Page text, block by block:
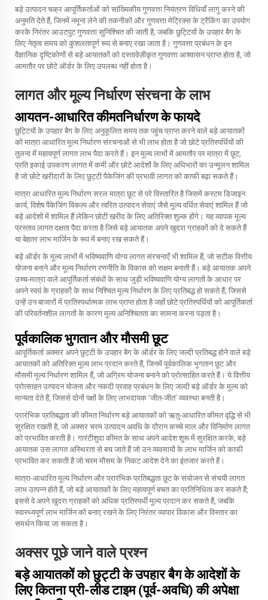
बड़े उत्पादन चक्र आपूर्तिकर्ताओं को सांख्यिकीय गुणवत्ता नियंत्रण विधियाँ लागू करने की
अनुमति देते हैं, जिनमें नमूना लेने की तकनीकों और गुणवत्ता मेट्रिक्स के ट्रैकिंग का उपयोग
करके निरंतर आउटपुट गुणवत्ता सुनिश्चित की जाती है, जबकि छुट्टियों के उपहार बैग के
लिए नेतृत्व समय को कुशलतापूर्ण रूप से बनाए रखा जाता है। गुणवत्ता प्रबंधन के इन
वैज्ञानिक दृष्टिकोणों से बड़े आयातकों को दस्तावेज़ीकृत गुणवत्ता आश्वासन प्राप्त होता है, जो
आमतौर पर छोटे ऑर्डर के लिए उपलब्ध नहीं होता है।
लागत और मूल्य निर्धारण संरचना के लाभ
आयतन-आधारित कीमतनिर्धारण के फायदे
छुट्टियों के उपहार बैग के लिए अनुकूलित समय तक पहुंच प्राप्त करने वाले बड़े आयातकों
को मात्रा आधारित मूल्य निर्धारण संरचनाओं से भी लाभ होता है जो छोटे प्रतिस्पर्धियों की
तुलना में महत्वपूर्ण लागत लाभ पैदा करते हैं। इन मूल्य लाभों में आमतौर पर मात्रा में छूट,
प्रति इकाई उपकरण लागत में कमी और छोटे आदेशों के लिए अधिभारों का उन्मूलन शामिल
है जो छोटे खरीदारों के लिए छुट्टी पैकेजिंग की प्रभावी लागत को काफी बढ़ा सकते हैं।
मात्रा आधारित मूल्य निर्धारण सरल मात्रा छूट से परे विस्तारित है जिसमें कस्टम डिजाइन
कार्य, विशेष पैकेजिंग विकल्प और त्वरित उत्पादन सेवाएं जैसे मूल्य वर्धित सेवाएं शामिल हैं जो
बड़े आदेशों में शामिल हैं लेकिन छोटी खरीद के लिए अतिरिक्त शुल्क होंगे। यह व्यापक मूल्य
प्रस्ताव लागत दक्षता पैदा करता है जिसे बड़े आयातक अपने खुदरा ग्राहकों को दे सकते हैं
या बेहतर लाभ मार्जिन के रूप में बनाए रख सकते हैं।
बड़े ऑर्डर के मूल्य लाभों में भविष्यवाणि योग्य लागत संरचनाएँ भी शामिल हैं, जो सटीक वित्तीय
योजना बनाने और मूल्य निर्धारण रणनीति के विकास को सक्षम बनाती हैं। बड़े आयातक अपने
उच्च-मात्रा वाले आपूर्तिकर्ता संबंधों के साथ जुड़ी भविष्यवाणि योग्य लागतों के आधार पर
अपने स्वयं के ग्राहकों के साथ निश्चित मूल्य निर्धारण के लिए प्रतिबद्ध हो सकते हैं, जिससे
उन्हें उन बाजारों में प्रतिस्पर्धात्मक लाभ प्राप्त होता है जहाँ छोटे प्रतिस्पर्धियों को आपूर्तिकर्ता
की परिवर्तनशील लागतों के कारण मूल्य अनिश्चितता का सामना करना पड़ता है।
पूर्वकालिक भुगतान और मौसमी छूट
आपूर्तिकर्ता अक्सर अपने छुट्टी के उपहार बैग के ऑर्डर के लिए जल्दी प्रतिबद्ध होने वाले बड़े
आयातकों को अतिरिक्त मूल्य लाभ प्रदान करते हैं, जिनमें पूर्वकालिक भुगतान छूट और
मौसमी मूल्य निर्धारण शामिल हैं, जो अग्रिम योजना बनाने को प्रोत्साहित करते हैं। ये वित्तीय
प्रोत्साहन उत्पादन योजना और नकदी प्रवाह प्रबंधन के लिए जल्दी बड़े ऑर्डर के मूल्य को
मान्यता देते हैं, जिससे दोनों पक्षों के लिए लाभदायक ‘जीत-जीत’ व्यवस्था बनती है।
प्रारंभिक प्रतिबद्धता की कीमत निर्धारण बड़े आयातकों को ऋतु-आधारित कीमत वृद्धि से भी
सुरक्षित रखती है, जो अक्सर चरम उत्पादन अवधि के दौरान कच्चे माल और विनिर्माण लागत
को प्रभावित करती है। गारंटीशुदा कीमत के साथ अपने आदेश शुरू में सुरक्षित करके, बड़े
आयातक उस लागत अस्थिरता से बच जाते हैं जो उन व्यवसायों के लाभ मार्जिन को काफी
प्रभावित कर सकती है जो चरम मौसम के निकट आदेश देने का इंतजार करते हैं।
मात्रा-आधारित मूल्य निर्धारण और प्रारंभिक प्रतिबद्धता छूट के संयोजन से संचयी लागत
लाभ उत्पन्न होते हैं, जो बड़े आयातकों के लिए महत्वपूर्ण बचत का प्रतिनिधित्व कर सकते हैं;
इससे वे अपने खुदरा ग्राहकों को अधिक प्रतिस्पर्धी मूल्य प्रदान कर सकते हैं, जबकि
स्वास्थ्यपूर्ण लाभ मार्जिन को बनाए रखने के लिए निरंतर व्यापार विकास और विस्तार का
समर्थन किया जा सकता है।
अक्सर पूछे जाने वाले प्रश्न
बड़े आयातकों को छुट्टी के उपहार बैग के आदेशों के
लिए कितना प्री-लीड टाइम (पूर्व-अवधि) की अपेक्षा